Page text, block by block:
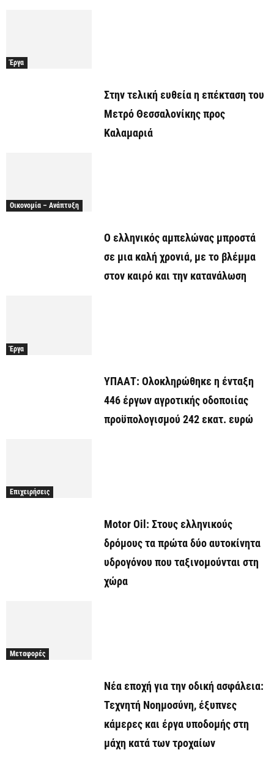
Έργα
Στην τελική ευθεία η επέκταση του
Μετρό Θεσσαλονίκης προς
Καλαμαριά
Οικονομία – Ανάπτυξη
Ο ελληνικός αμπελώνας μπροστά
σε μια καλή χρονιά, με το βλέμμα
στον καιρό και την κατανάλωση
Έργα
ΥΠΑΑΤ: Ολοκληρώθηκε η ένταξη
446 έργων αγροτικής οδοποιίας
προϋπολογισμού 242 εκατ. ευρώ
Επιχειρήσεις
Motor Oil: Στους ελληνικούς
δρόμους τα πρώτα δύο αυτοκίνητα
υδρογόνου που ταξινομούνται στη
χώρα
Μεταφορές
Νέα εποχή για την οδική ασφάλεια:
Τεχνητή Νοημοσύνη, έξυπνες
κάμερες και έργα υποδομής στη
μάχη κατά των τροχαίων